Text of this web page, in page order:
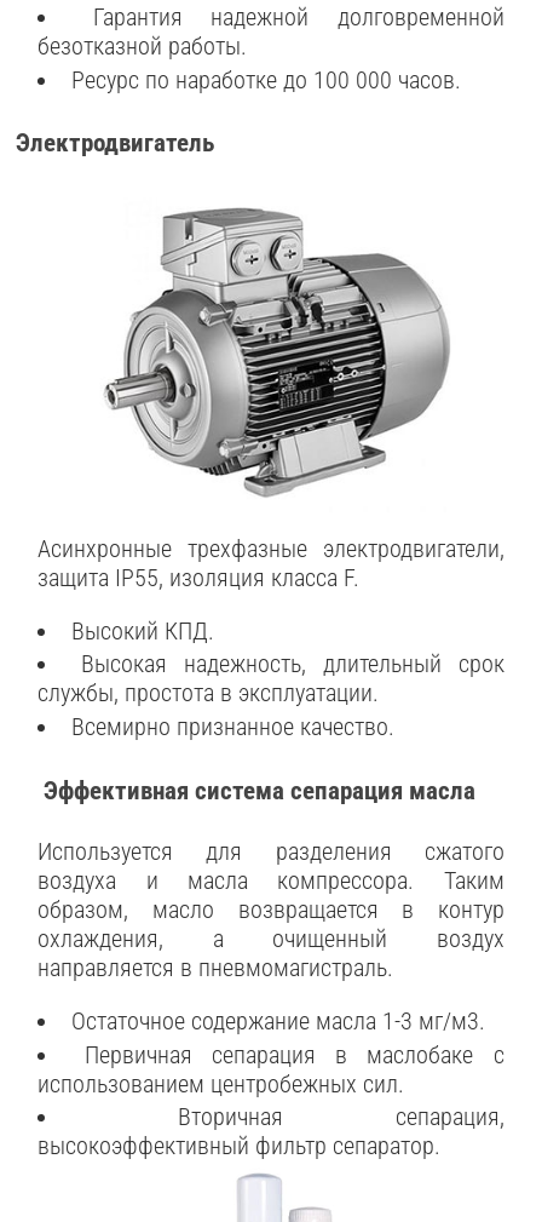
Гарантия надежной долговременной
безотказной работы.
Ресурс по наработке до 100 000 часов.
Электродвигатель
Асинхронные трехфазные электродвигатели,
защита IP55, изоляция класса F.
Высокий КПД.
Высокая надежность, длительный срок
службы, простота в эксплуатации.
Всемирно признанное качество.
Эффективная система сепарация масла
Используется для разделения сжатого
воздуха и масла компрессора. Таким
образом, масло возвращается в контур
охлаждения, а очищенный воздух
направляется в пневмомагистраль.
Остаточное содержание масла 1-3 мг/м3.
Первичная сепарация в маслобаке с
использованием центробежных сил.
Вторичная сепарация,
высокоэффективный фильтр сепаратор.